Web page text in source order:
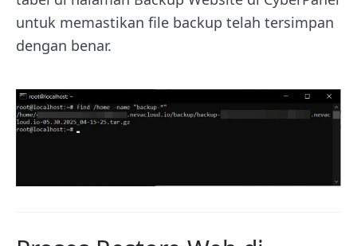
untuk memastikan file backup telah tersimpan
dengan benar.